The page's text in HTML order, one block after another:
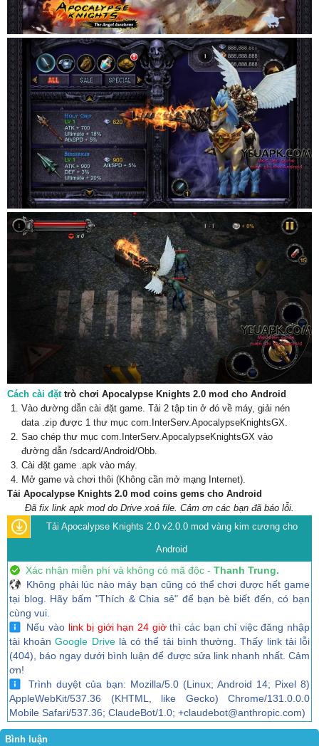
Cách cài đặttrò chơi Apocalypse Knights 2.0 mod cho Android
Vào đường dẫn cài đặt game. Tải 2 tập tin ở đó về máy, giải nén
data .zip được 1 thư mục com.InterServ.ApocalypseKnightsGX.
Sao chép thư mục com.InterServ.ApocalypseKnightsGX vào
đường dẫn /sdcard/Android/Obb.
Cài đặt game .apk vào máy.
Mở game và chơi thôi (Không cần mở mạng Internet).
Tải Apocalypse Knights 2.0 mod coins gems cho Android
Đã fix link apk mod do Drive xoá file. Cảm ơn các bạn đã báo lỗi.
Tải Apocalypse Knights 2.0 v2.0.0 mod vàng kim cương cho
Android
Xác nhận miễn phí và không có mã độc - Thanh Trung.
Không phải lúc nào máy bạn cũng có thể chơi được hết game
tại blog. Hãy bấm "Thích & Chia sẻ" để bạn bè biết đến, có bạn
cùng vui.
Nếu vào link bị giới hạn 24 giờthì các bạn chỉ việc đăng nhập
tài khoảnGoogle Drivelà có thể tải bình thường. Thấy link tải lỗi
(404), báo ngay dưới bình luận để được sửa link nhanh nhất. Cảm
ơn!
Trình duyệt của bạn: Mozilla/5.0 (Linux; Android 14; Pixel 8)
AppleWebKit/537.36 (KHTML, like Gecko) Chrome/131.0.0.0
Mobile Safari/537.36; ClaudeBot/1.0; +claudebot@anthropic.com)
Bình luận